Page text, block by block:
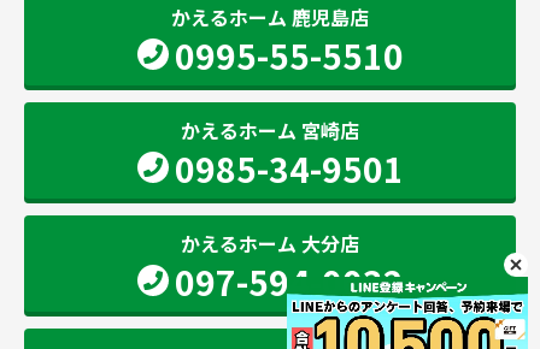
かえるホーム 鹿児島店
0995-55-5510
かえるホーム 宮崎店
0985-34-9501
かえるホーム 大分店
097-594-0032